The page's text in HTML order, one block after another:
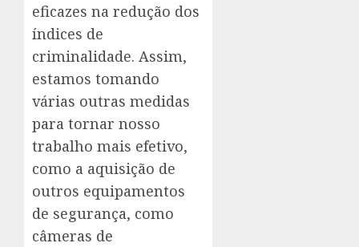
eficazes na redução dos
índices de
criminalidade. Assim,
estamos tomando
várias outras medidas
para tornar nosso
trabalho mais efetivo,
como a aquisição de
outros equipamentos
de segurança, como
câmeras de